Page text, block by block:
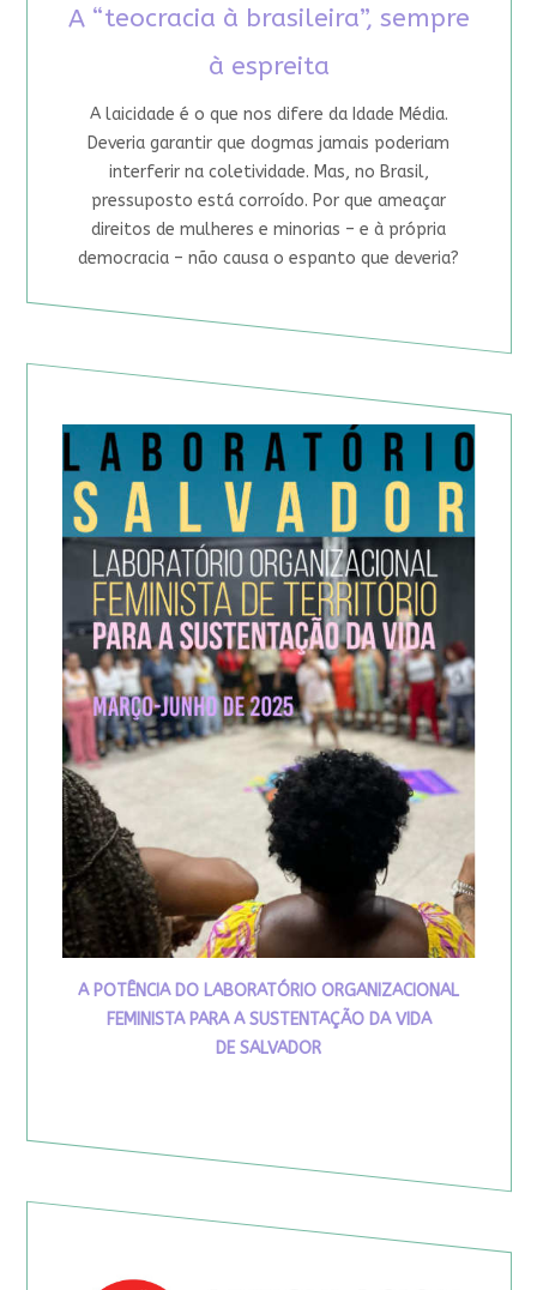
A “teocracia à brasileira”, sempre
à espreita
A laicidade é o que nos difere da Idade Média.
Deveria garantir que dogmas jamais poderiam
interferir na coletividade. Mas, no Brasil,
pressuposto está corroído. Por que ameaçar
direitos de mulheres e minorias – e à própria
democracia – não causa o espanto que deveria?
A POTÊNCIA DO LABORATÓRIO ORGANIZACIONAL
FEMINISTA PARA A SUSTENTAÇÃO DA VIDA
DE SALVADOR